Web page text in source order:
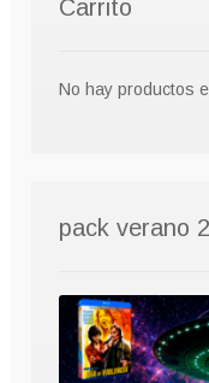
Carrito
No hay productos
pack verano